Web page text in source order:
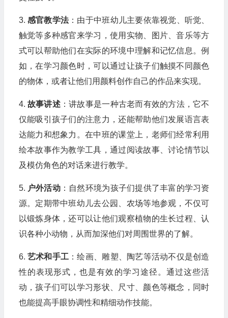
3. 感官教学法：由于中班幼儿主要依靠视觉、听觉、
触觉等多种感官来学习，使用实物、图片、音乐等方
式可以帮助他们在实际的环境中理解和记忆信息。例
如，在学习颜色时，可以通过让孩子们触摸不同颜色
的物体，或者让他们用颜料创作自己的作品来实现。
4. 故事讲述：讲故事是一种古老而有效的方法，它不
仅能吸引孩子们的注意力，还能帮助他们发展语言表
达能力和想象力。在中班的课堂上，老师们经常利用
绘本故事作为教学工具，通过阅读故事、讨论情节以
及模仿角色的对话来进行教学。
5. 户外活动：自然环境为孩子们提供了丰富的学习资
源。定期带中班幼儿去公园、农场等地参观，不仅可
以锻炼身体，还可以让他们观察植物的生长过程、认
识各种小动物，从而加深他们对周围世界的了解。
6. 艺术和手工 ：绘画、雕塑、陶艺等活动不仅是创造
性的表现形式，也是有效的学习途径。通过这些活
动，孩子们可以学习形状、尺寸、颜色等概念，同时
也能提高手眼协调性和精细动作技能。